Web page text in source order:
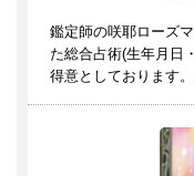
鑑定師の咲耶ローズ
た総合占術(生年月日
得意としております